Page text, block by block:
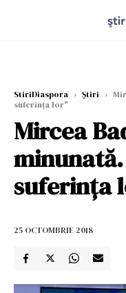
StiriDiaspora › Știri ›
suferința lor"
Mircea
suferința
25 OCTOMBRIE 2018